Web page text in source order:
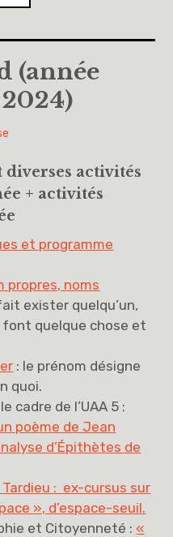
et à la citoyenneté
(année
diverses activités
+ activités
et programme
propres, noms
exister quelqu’un,
font quelque chose et
: le prénom désigne
quoi.
cadre de l’UAA 5 :
poème de Jean
d’Épithètes de
: ex-cursus sur
», d’espace-seuil.
et Citoyenneté :«